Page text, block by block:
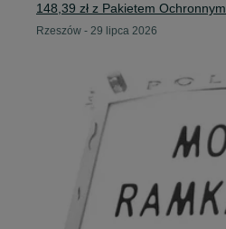
148,39 zł z Pakietem Ochronnym
Rzeszów - 29 lipca 2026